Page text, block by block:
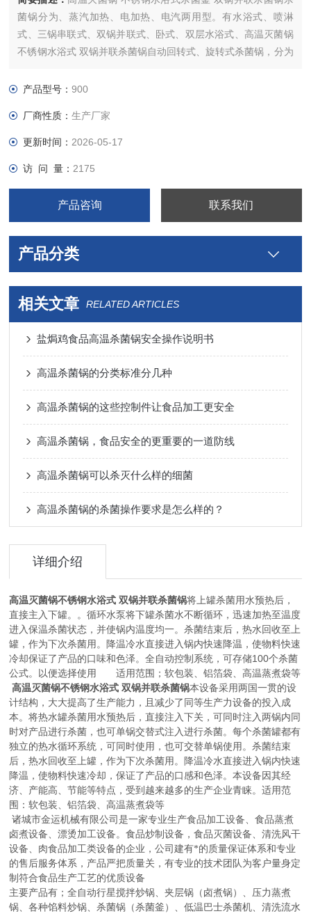
菌锅分为、蒸汽加热、电加热、电汽两用型。有水浴式、喷淋
式、三锅串联式、双锅并联式、卧式、双层水浴式、高温灭菌锅
不锈钢水浴式 双锅并联杀菌锅自动回转式、旋转式杀菌锅，分为
种。
产品型号：900
厂商性质：生产厂家
更新时间： 2026-05-17
访 问 量： 2175
产品咨询 联系我们
产品分类
相关文章 RELATED ARTICLES
盐焗鸡食品高温杀菌锅安全操作说明书
高温杀菌锅的分类标准分几种
高温杀菌锅的这些控制件让食品加工更安全
高温杀菌锅，食品安全的更重要的一道防线
高温杀菌锅可以杀灭什么样的细菌
高温杀菌锅的杀菌操作要求是怎么样的？
详细介绍
高温灭菌锅不锈钢水浴式 双锅并联杀菌锅将上罐杀菌用水预热后，
直接主入下罐。。循环水泵将下罐杀菌水不断循环，迅速加热至温度
进入保温杀菌状态，并使锅内温度均一。杀菌结束后，热水回收至上
罐，作为下次杀菌用。降温冷水直接进入锅内快速降温，使物料快速
冷却保证了产品的口味和色泽。全自动控制系统，可存储100个杀菌
公式。以便选择使用
适用范围；软包装、铝箔袋、高温蒸煮袋等
高温灭菌锅不锈钢水浴式 双锅并联杀菌锅本设备采用两国一贯的设
计结构，大大提高了生产能力，且减少了同等生产力设备的投入成
本。将热水罐杀菌用水预热后，直接注入下关，可同时注入两锅内同
时对产品进行杀菌，也可单锅交替式注入进行杀菌。每个杀菌罐都有
独立的热水循环系统，可同时使用，也可交替单锅使用。杀菌结束
后，热水回收至上罐，作为下次杀菌用。降温冷水直接进入锅内快速
降温，使物料快速冷却，保证了产品的口感和色泽。本设备因其经
济、产能高、节能等特点，受到越来越多的生产企业青睐。适用范
围：软包装、铝箔袋、高温蒸煮袋等
诸城市金运机械有限公司是一家专业生产食品加工设备、食品蒸煮
卤煮设备、漂烫加工设备。食品炒制设备，食品灭菌设备、清洗风干
设备、肉食品加工类设备的企业，公司建有*的质量保证体系和专业
的售后服务体系，产品严把质量关，有专业的技术团队为客户量身定
制符合食品生产工艺的优质设备
主要产品有；全自动行星搅拌炒锅、夹层锅（卤煮锅）、压力蒸煮
锅、各种馅料炒锅、杀菌锅（杀菌釜）、低温巴士杀菌机、清洗流水